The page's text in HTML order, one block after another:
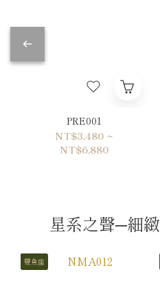
PRE001
NT$3,480 ~
NT$6,880
星系之聲─細
雙魚座